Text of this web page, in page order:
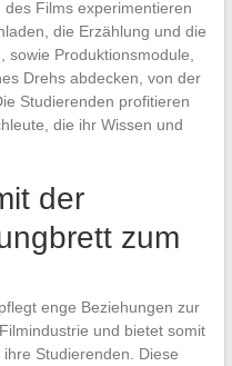
Films experimentieren
die Erzählung und die
Produktionsmodule,
Drehs abdecken, von der
Studierenden profitieren
die ihr Wissen und
der
zum
enge Beziehungen zur
und bietet somit
Studierenden. Diese